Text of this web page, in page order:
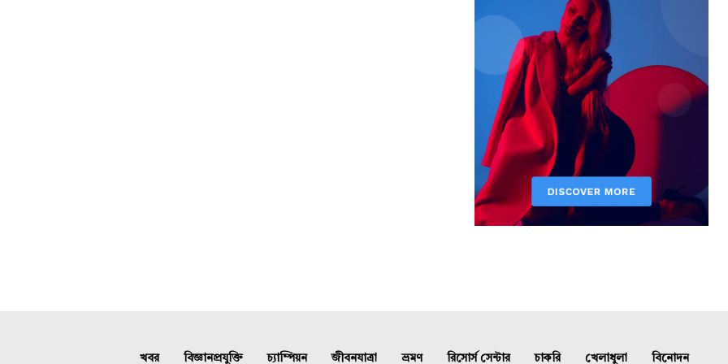
খবর বিজ্ঞানপ্রযুক্তি চ্যাম্পিয়ন জীবনযাত্রা ভ্রমণ রিসোর্স সেন্টার চাকরি খেলাধুলা বিনোদন